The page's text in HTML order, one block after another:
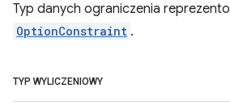
Typ danych ograniczenia
OptionConstraint .
TYP WYLICZENIOWY